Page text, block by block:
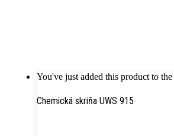
You've just added this product to the
Chemická skriňa UWS 915